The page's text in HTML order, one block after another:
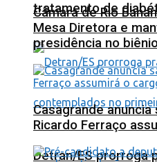
tratamento de
Detran/ES prorroga
Câmara de Rio
Mesa Diretora e
presidência no
Casagrande
Ricardo Ferraço